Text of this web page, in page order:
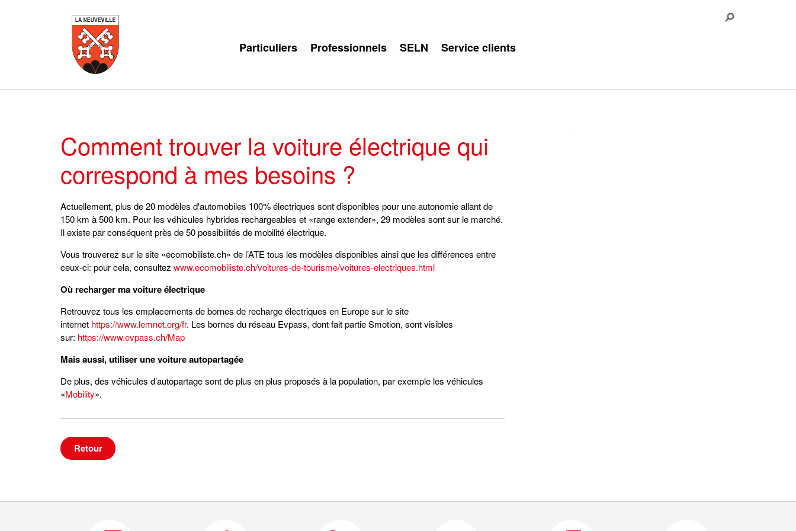
Particuliers Professionnels SELN Service clients
Comment trouver la voiture électrique qui
correspond à mes besoins ?
Actuellement, plus de 20 modèles d'automobiles 100% électriques sont disponibles pour une autonomie allant de
150 km à 500 km. Pour les véhicules hybrides rechargeables et «range extender», 29 modèles sont sur le marché.
Il existe par conséquent près de 50 possibilités de mobilité électrique.
Vous trouverez sur le site «ecomobiliste.ch» de l’ATE tous les modèles disponibles ainsi que les différences entre
ceux-ci: pour cela, consultez www.ecomobiliste.ch/voitures-de-tourisme/voitures-electriques.html
Où recharger ma voiture électrique
Retrouvez tous les emplacements de bornes de recharge électriques en Europe sur le site
internet https://www.lemnet.org/fr. Les bornes du réseau Evpass, dont fait partie Smotion, sont visibles
sur: https://www.evpass.ch/Map
Mais aussi, utiliser une voiture autopartagée
De plus, des véhicules d’autopartage sont de plus en plus proposés à la population, par exemple les véhicules
«Mobility».
Retour